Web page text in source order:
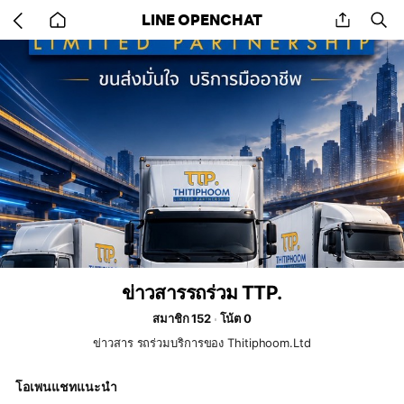
back
to
home
LINE OPENCHAT share
ข่าวสารรถร่วม TTP.
สมาชิก 152
โน้ต 0
ข่าวสาร รถร่วมบริการของ Thitiphoom.Ltd
โอเพนแชทแนะนำ